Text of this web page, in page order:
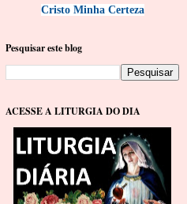
Cristo Minha Certeza
Pesquisar este blog
ACESSE A LITURGIA DO DIA